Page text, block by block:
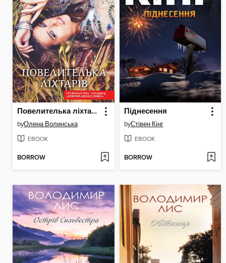
Повелителька ліхтарів
byОлена Волинська
EBOOK
BORROW
Піднесення
byСтівен Кінг
EBOOK
BORROW